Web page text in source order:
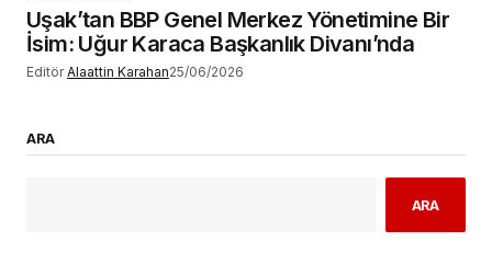
Uşak’tan BBP Genel Merkez Yönetimine Bir
İsim: Uğur Karaca Başkanlık Divanı’nda
Editör Alaattin Karahan25/06/2026
ARA
ARA